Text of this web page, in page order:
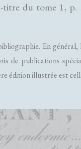
titre du tome 1, p.
En
de publications
édition illustrée est